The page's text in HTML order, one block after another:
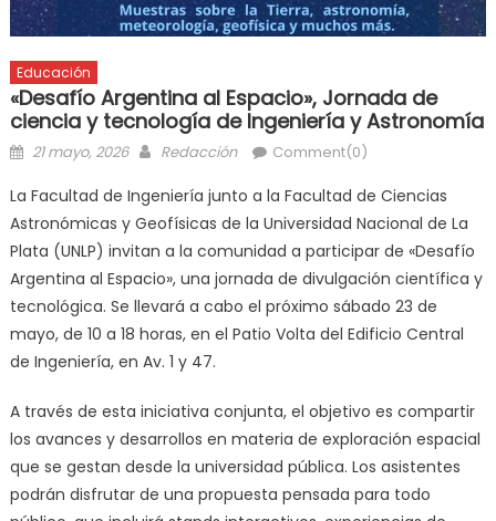
Educación
«Desafío Argentina al Espacio», Jornada de
ciencia y tecnología de Ingeniería y Astronomía
21 mayo, 2026 Redacción Comment(0)
La Facultad de Ingeniería junto a la Facultad de Ciencias
Astronómicas y Geofísicas de la Universidad Nacional de La
Plata (UNLP) invitan a la comunidad a participar de «Desafío
Argentina al Espacio», una jornada de divulgación científica y
tecnológica. Se llevará a cabo el próximo sábado 23 de
mayo, de 10 a 18 horas, en el Patio Volta del Edificio Central
de Ingeniería, en Av. 1 y 47.
A través de esta iniciativa conjunta, el objetivo es compartir
los avances y desarrollos en materia de exploración espacial
que se gestan desde la universidad pública. Los asistentes
podrán disfrutar de una propuesta pensada para todo